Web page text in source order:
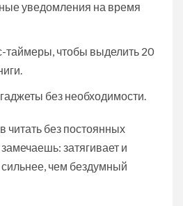
уведомления на время
таймеры, чтобы выделить 20
без необходимости.
без постоянных
затягивает и
сильнее, чем бездумный